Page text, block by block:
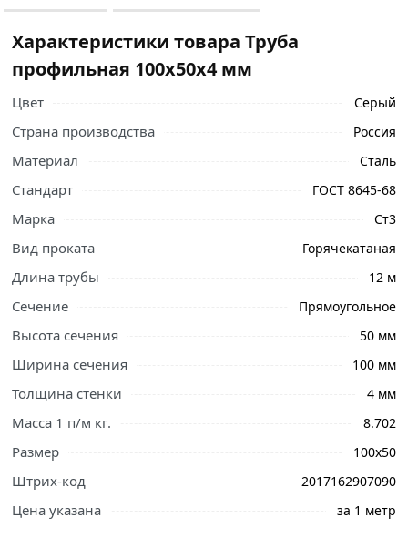
Ознакомьтесь с подробными характеристиками,
описанием и отзывами о товаре, чтобы сделать
свяжутся с Вами для согласования условий доставки
или самовывоза.
Труба профильная 100х50х4 мм - это важный элемент,
Характеристики товара Труба
профильная 100х50х4 мм
Цвет Серый
Страна производства Россия
Материал Сталь
Стандарт ГОСТ 8645-68
Марка Ст3
Вид проката Горячекатаная
Длина трубы 12 м
Сечение Прямоугольное
Высота сечения 50 мм
Ширина сечения 100 мм
Толщина стенки 4 мм
Масса 1 п/м кг. 8.702
Размер 100х50
Штрих-код 2017162907090
Цена указана за 1 метр